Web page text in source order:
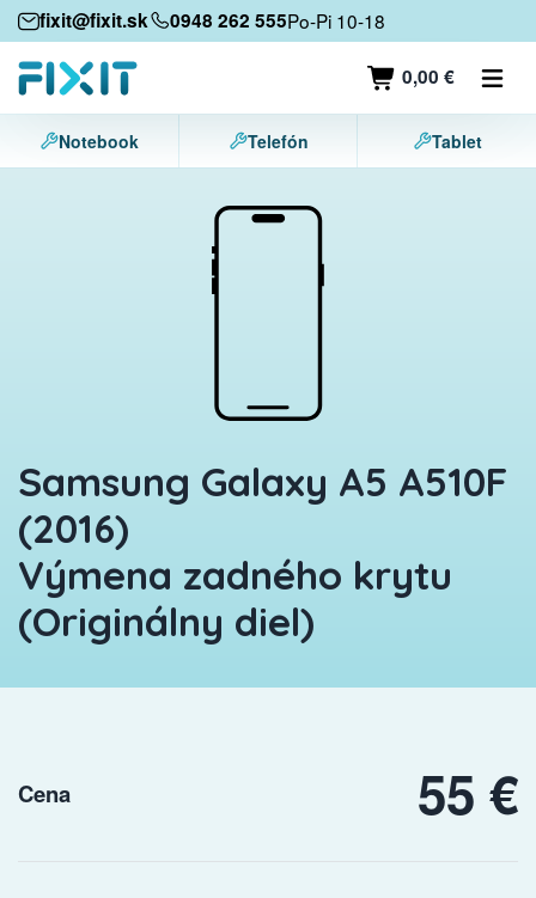
fixit@fixit.sk 0948 262 555Po-Pi 10-18
0,00 €
Mobilné zariadenia
Mobilné telefóny
Tablety
Notebook Telefón Tablet
Samsung Galaxy A5 A510F
(2016)
Výmena zadného krytu
(Originálny diel)
Cena 55 €